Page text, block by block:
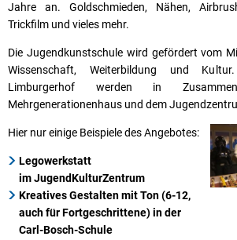
Jahre an. Goldschmieden, Nähen,
Trickfilm und vieles mehr.
Die Jugendkunstschule wird gefördert vom
Wissenschaft, Weiterbildung und
Limburgerhof werden in
Mehrgenerationenhaus und dem
Hier nur einige Beispiele des Angebotes:
Legowerkstatt
im JugendKulturZentrum
Kreatives Gestalten mit Ton (6-12,
auch für Fortgeschrittene) in der
Carl-Bosch-Schule